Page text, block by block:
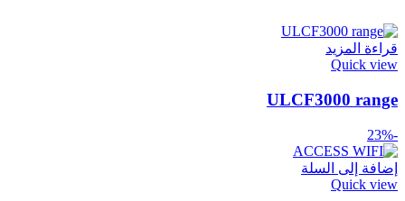
قراءة المزيد
Quick view
ULCF3000 range
-23%
إضافة إلى السلة
Quick view